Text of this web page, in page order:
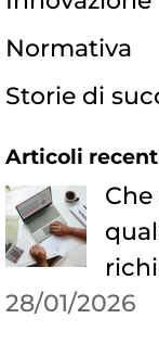
Normativa
Storie di
Articoli
Che
28/01/2026